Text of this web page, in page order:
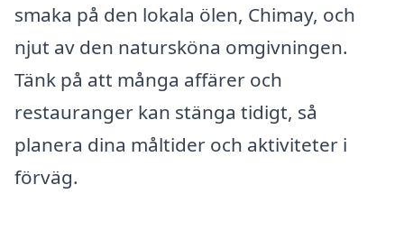
smaka på den lokala ölen, Chimay, och
njut av den natursköna omgivningen.
Tänk på att många affärer och
restauranger kan stänga tidigt, så
planera dina måltider och aktiviteter i
förväg.